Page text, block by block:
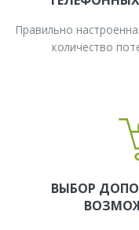
Правильно
количество
ВЫБОР